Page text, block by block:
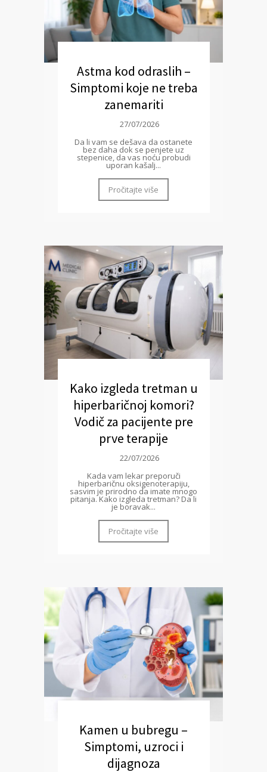
Astma kod odraslih –
Simptomi koje ne treba
zanemariti
27/07/2026
Da li vam se dešava da ostanete
bez daha dok se penjete uz
stepenice, da vas noću probudi
uporan kašalj...
Pročitajte više
Kako izgleda tretman u
hiperbaričnoj komori?
Vodič za pacijente pre
prve terapije
22/07/2026
Kada vam lekar preporuči
hiperbaričnu oksigenoterapiju,
sasvim je prirodno da imate mnogo
pitanja. Kako izgleda tretman? Da li
je boravak...
Pročitajte više
Kamen u bubregu –
Simptomi, uzroci i
dijagnoza